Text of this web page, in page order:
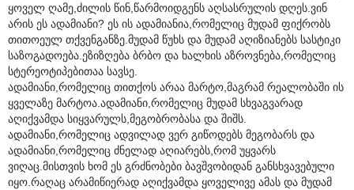
ყოველ ღამე,ძილის წინ,წარმოიდგენს აღსასრულის დღეს.ვინ
არის ეს ადამიანი? ეს ის ადამიანია,რომელიც მუდამ ფიქრობს
თითოეულ თქვენგანზე.მუდამ წუხს და მუდამ აღიზიანებს სასტიკი
საზოგადოება.ეზიზღება ბრბო და ხალხის აზროვნება,რომელიც
სტერეოტიპებითაა სავსე.
ადამიანი,რომელიც თითქოს არაა მარტო,მაგრამ რეალობაში ის
ყველაზე მარტოა.ადამიანი,რომელიც მუდამ სხვაგვარად
აღიქვამდა სიყვარულს,მეგობრობასა და შიშს.
ადამიანი,რომელიც ადვილად ვერ გიწოდებს მეგობარს და
ადამიანი,რომელიც ძნელად აღიარებს,რომ უყვარს
ვიღაც.მისთვის ხომ ეს გრძნობები ბავშვობიდან განსხვავებული
იყო.რაღაც არამიწიერად აღიქვამდა ყოველივე ამას და მუდამ